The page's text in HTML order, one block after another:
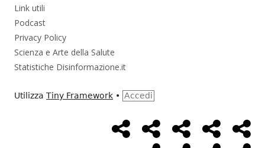
Link utili
Podcast
Privacy Policy
Scienza e Arte della Salute
Statistiche Disinformazione.it
Utilizza Tiny Framework • Accedi
MenùHome
Page
Alimentazione
AmbienteBambini
Cancro ControlloEconomia